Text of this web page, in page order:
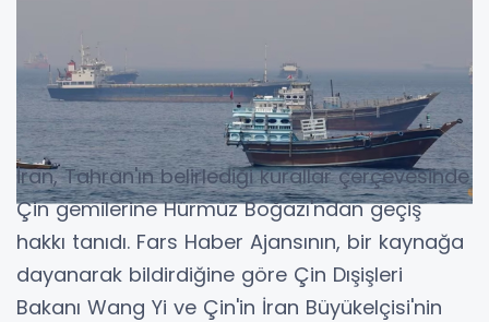
İran, Tahran'ın belirlediği kurallar çerçevesinde
Çin gemilerine Hürmüz Boğazı'ndan geçiş
hakkı tanıdı. Fars Haber Ajansının, bir kaynağa
dayanarak bildirdiğine göre Çin Dışişleri
Bakanı Wang Yi ve Çin'in İran Büyükelçisi'nin